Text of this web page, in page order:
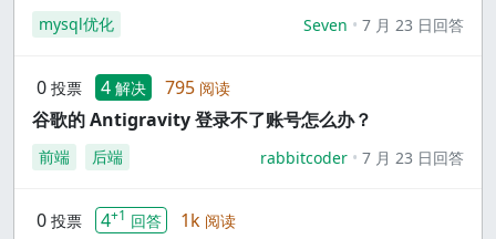
mysql优化 Seven 7 月 23 日回答
0 投票 4 解决 795 阅读
谷歌的 Antigravity 登录不了账号怎么办？
前端 后端 rabbitcoder 7 月 23 日回答
0 投票 4+1 回答 1k 阅读